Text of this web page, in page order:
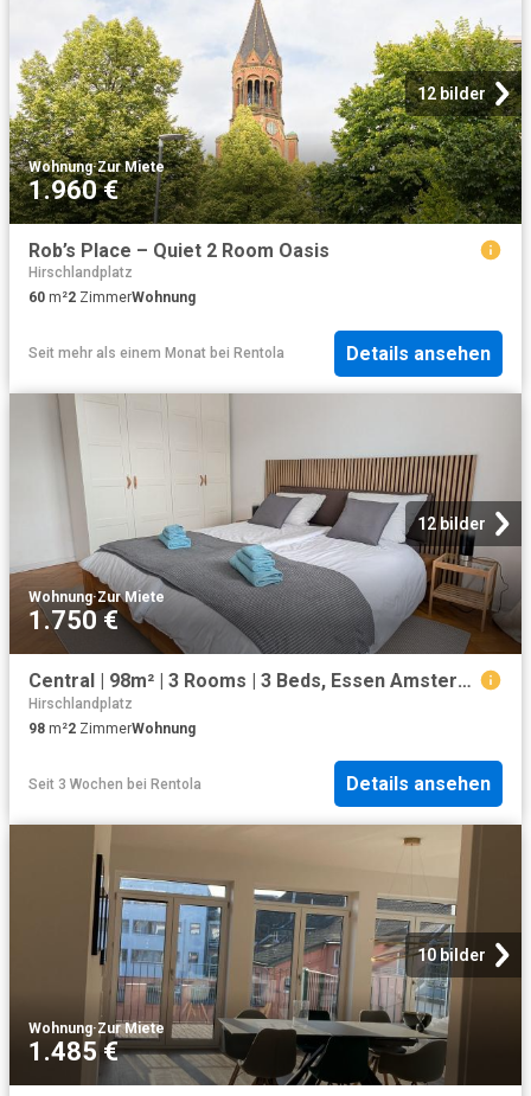
12 bilder
Wohnung·Zur Miete
1.960 €
Rob’s Place – Quiet 2 Room Oasis
Hirschlandplatz
60 m²2 ZimmerWohnung
Seit mehr als einem Monat bei Rentola Details ansehen
12 bilder
Wohnung·Zur Miete
1.750 €
Central | 98m² | 3 Rooms | 3 Beds, Essen Amsterdam Apartments for Rent
Hirschlandplatz
98 m²2 ZimmerWohnung
Seit 3 Wochen bei Rentola Details ansehen
10 bilder
Wohnung·Zur Miete
1.485 €